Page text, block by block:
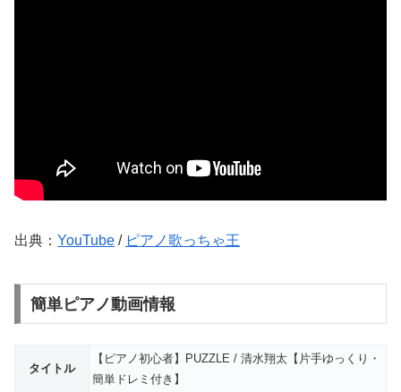
出典： YouTube / ピアノ歌っちゃ王
簡単ピアノ動画情報
タイトル
【ピアノ初心者】PUZZLE / 清水翔太【片手ゆっくり・
簡単ドレミ付き】